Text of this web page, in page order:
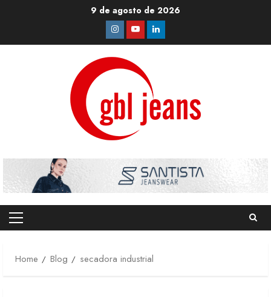
9 de agosto de 2026
Instagram
YoutubeLinkedin
Primary
Home
Blog secadora industrial